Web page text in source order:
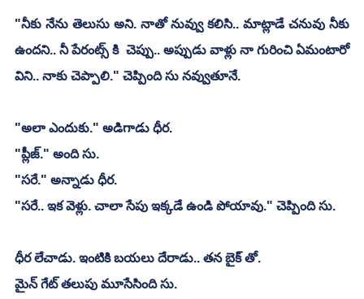
"నీకు నేను తెలుసు అని. నాతో నువ్వు కలిసి.. మాట్లాడే చనువు నీకు
ఉందని.. నీ పేరంట్స్ కి  చెప్పు.. అప్పుడు వాళ్లు నా గురించి ఏమంటారో
విని.. నాకు చెప్పాలి." చెప్పింది సు నవ్వుతూనే.
"అలా ఎందుకు." అడిగాడు ధీర.
"ప్లీజ్." అంది సు.
"సరే." అన్నాడు ధీర.
"సరే.. ఇక వెళ్లు. చాలా సేపు ఇక్కడే ఉండి పోయావు." చెప్పింది సు.
ధీర లేచాడు. ఇంటికి బయలు దేరాడు.. తన బైక్ తో.
మైన్ గేట్ తలుపు మూసేసింది సు.